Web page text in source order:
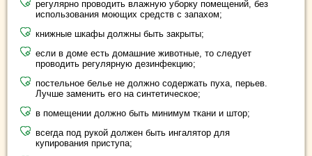
регулярно проводить влажную уборку помещений, без
использования моющих средств с запахом;
книжные шкафы должны быть закрыты;
если в доме есть домашние животные, то следует
проводить регулярную дезинфекцию;
постельное белье не должно содержать пуха, перьев.
Лучше заменить его на синтетическое;
в помещении должно быть минимум ткани и штор;
всегда под рукой должен быть ингалятор для
купирования приступа;